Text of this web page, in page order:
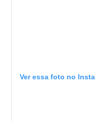
Ver essa foto no